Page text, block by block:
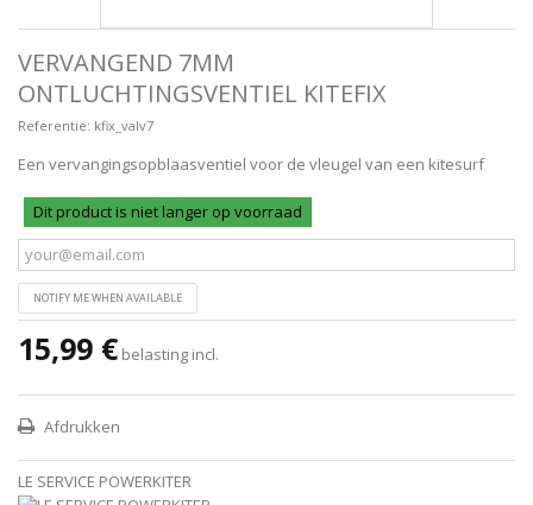
VERVANGEND 7MM
ONTLUCHTINGSVENTIEL KITEFIX
Referentie: kfix_valv7
Een vervangingsopblaasventiel voor de vleugel van een kitesurf
Dit product is niet langer op voorraad
NOTIFY ME WHEN AVAILABLE
15,99 € belasting incl.
Afdrukken
LE SERVICE POWERKITER